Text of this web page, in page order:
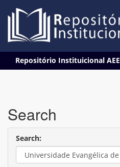
navigation
Repositório Instituicional AEE
Search
Search: